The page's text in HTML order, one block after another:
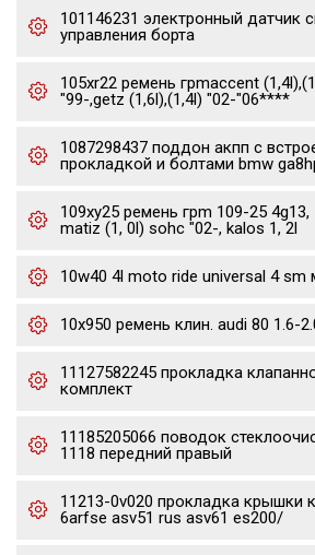
101146231 электронный датчик
управления борта
105xr22 ремень грmaccent
"99-,getz (1,6l),(1,4l) "02-"06****
1087298437 поддон акпп с
прокладкой и болтами bmw
109xy25 ремень грm 109-25
matiz (1, 0l) sohc "02-, kalos 1, 2l
10w40 4l moto ride universal 4 sm
10x950 ремень клин. audi 80 1.6-
11127582245 прокладка
комплект
11185205066 поводок
1118 передний правый
11213-0v020 прокладка крышки
6arfse asv51 rus asv61 es200/